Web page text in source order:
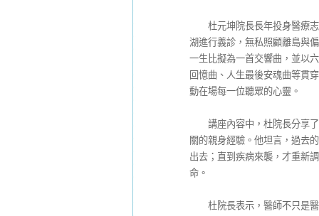
杜元坤院長長年投身醫療志
湖進行義診，無私照顧離島與
一生比擬為一首交響曲，並以
回憶曲、人生最後安魂曲等貫
動在場每一位聽眾的心靈。
講座內容中，杜院長分享了
關的親身經驗。他坦言，過去
出去；直到疾病來襲，才重新
命。
杜院長表示，醫師不只是醫